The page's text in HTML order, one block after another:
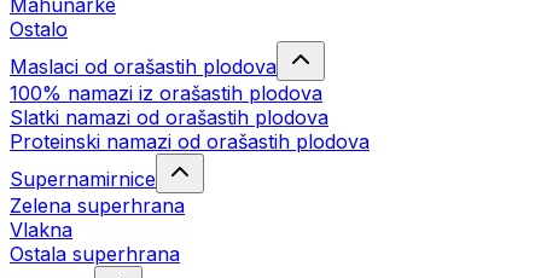
Mahunarke
Ostalo
Maslaci od orašastih plodova
100% namazi iz orašastih plodova
Slatki namazi od orašastih plodova
Proteinski namazi od orašastih plodova
Supernamirnice
Zelena superhrana
Vlakna
Ostala superhrana